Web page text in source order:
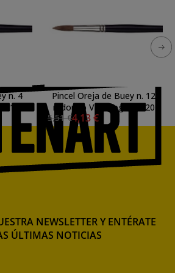
n. 4
120
Pincel Oreja de Buey n. 12
redondo Van Gogh S. 120
5,51 €4,13 €
NEWSLETTER Y ENTÉRATE
ÚLTIMAS NOTICIAS